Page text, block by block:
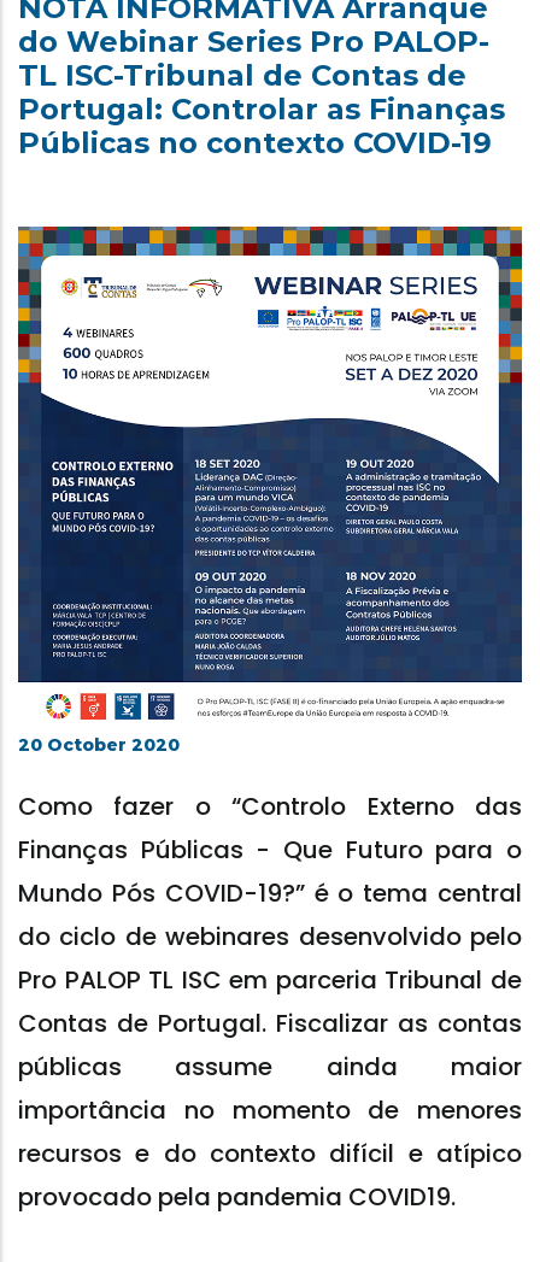
NOTA INFORMATIVA Arranque
do Webinar Series Pro PALOP-
TL ISC-Tribunal de Contas de
Portugal: Controlar as Finanças
Públicas no contexto COVID-19
20 October 2020
Como fazer o “Controlo Externo das
Finanças Públicas - Que Futuro para o
Mundo Pós COVID-19?” é o tema central
do ciclo de webinares desenvolvido pelo
Pro PALOP TL ISC em parceria Tribunal de
Contas de Portugal. Fiscalizar as contas
públicas assume ainda maior
importância no momento de menores
recursos e do contexto difícil e atípico
provocado pela pandemia COVID19.